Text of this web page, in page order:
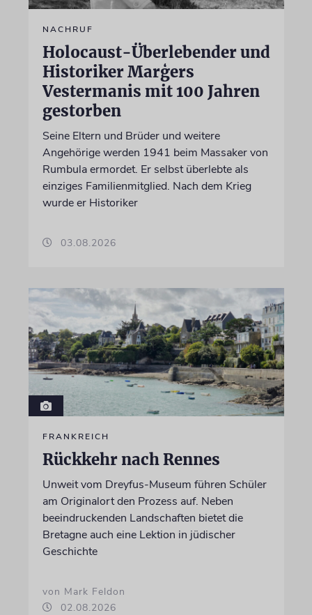
NACHRUF
Holocaust-Überlebender und
Historiker Marģers
Vestermanis mit 100 Jahren
gestorben
Seine Eltern und Brüder und weitere
Angehörige werden 1941 beim Massaker von
Rumbula ermordet. Er selbst überlebte als
einziges Familienmitglied. Nach dem Krieg
wurde er Historiker
03.08.2026
FRANKREICH
Rückkehr nach Rennes
Unweit vom Dreyfus-Museum führen Schüler
am Originalort den Prozess auf. Neben
beeindruckenden Landschaften bietet die
Bretagne auch eine Lektion in jüdischer
Geschichte
von Mark Feldon
02.08.2026